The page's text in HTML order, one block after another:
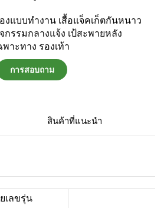
งแบบทำงาน เสื้อแจ็คเก็ตกันหนาว
กรรมกลางแจ้ง เป้สะพายหลัง
าะทาง รองเท้า
การสอบถาม
สินค้าที่แนะนำ
เลขรุ่น